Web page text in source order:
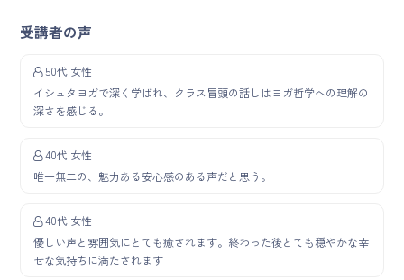
受講者の声
50代 女性
イシュタヨガで深く学ばれ、クラス冒頭の話しはヨガ哲学への理解の
深さを感じる。
40代 女性
唯一無二の、魅力ある安心感のある声だと思う。
40代 女性
優しい声と雰囲気にとても癒されます。終わった後とても穏やかな幸
せな気持ちに満たされます